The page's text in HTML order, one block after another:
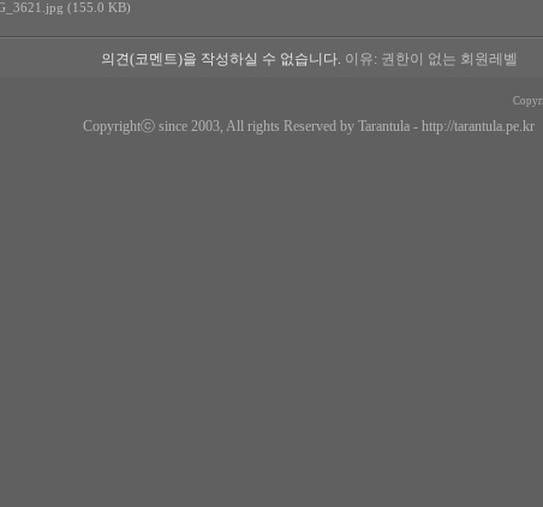
(155.0 KB)
의견(코멘트)을 작성하실 수 없습니다. 이유: 권한이 없는 회원레벨
Copyrightⓒ since 2003, All rights Reserved by Tarantula - http://tarantula.pe.kr